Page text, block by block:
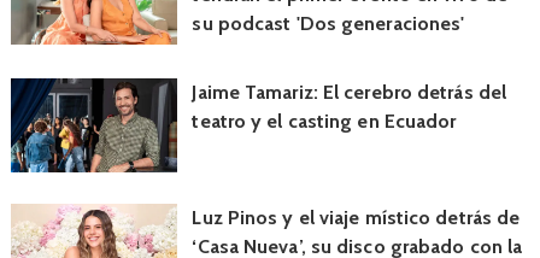
su podcast 'Dos generaciones'
Jaime Tamariz: El cerebro detrás del
teatro y el casting en Ecuador
Luz Pinos y el viaje místico detrás de
‘Casa Nueva’, su disco grabado con la